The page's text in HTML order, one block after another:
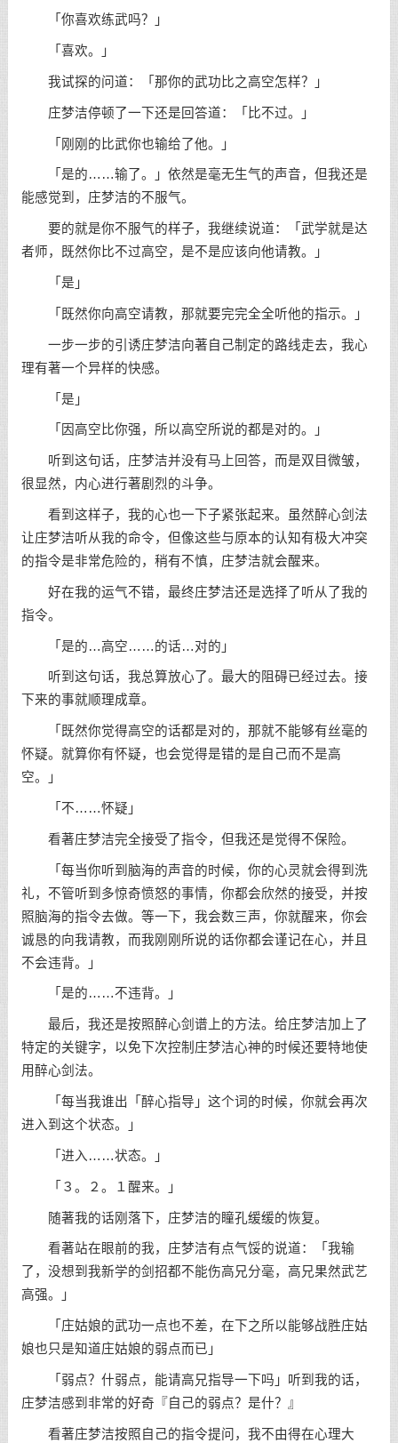
「你喜欢练武吗？」
「喜欢。」
我试探的问道：「那你的武功比之高空怎样？」
庄梦洁停顿了一下还是回答道：「比不过。」
「刚刚的比武你也输给了他。」
「是的……输了。」依然是毫无生气的声音，但我还是
能感觉到，庄梦洁的不服气。
要的就是你不服气的样子，我继续说道：「武学就是达
者师，既然你比不过高空，是不是应该向他请教。」
「是」
「既然你向高空请教，那就要完完全全听他的指示。」
一步一步的引诱庄梦洁向著自己制定的路线走去，我心
理有著一个异样的快感。
「是」
「因高空比你强，所以高空所说的都是对的。」
听到这句话，庄梦洁并没有马上回答，而是双目微皱，
很显然，内心进行著剧烈的斗争。
看到这样子，我的心也一下子紧张起来。虽然醉心剑法
让庄梦洁听从我的命令，但像这些与原本的认知有极大冲突
的指令是非常危险的，稍有不慎，庄梦洁就会醒来。
好在我的运气不错，最终庄梦洁还是选择了听从了我的
指令。
「是的…高空……的话…对的」
听到这句话，我总算放心了。最大的阻碍已经过去。接
下来的事就顺理成章。
「既然你觉得高空的话都是对的，那就不能够有丝毫的
怀疑。就算你有怀疑，也会觉得是错的是自己而不是高
空。」
「不……怀疑」
看著庄梦洁完全接受了指令，但我还是觉得不保险。
「每当你听到脑海的声音的时候，你的心灵就会得到洗
礼，不管听到多惊奇愤怒的事情，你都会欣然的接受，并按
照脑海的指令去做。等一下，我会数三声，你就醒来，你会
诚恳的向我请教，而我刚刚所说的话你都会谨记在心，并且
不会违背。」
「是的……不违背。」
最后，我还是按照醉心剑谱上的方法。给庄梦洁加上了
特定的关键字，以免下次控制庄梦洁心神的时候还要特地使
用醉心剑法。
「每当我谁出「醉心指导」这个词的时候，你就会再次
进入到这个状态。」
「进入……状态。」
「３。２。１醒来。」
随著我的话刚落下，庄梦洁的瞳孔缓缓的恢复。
看著站在眼前的我，庄梦洁有点气馁的说道：「我输
了，没想到我新学的剑招都不能伤高兄分毫，高兄果然武艺
高强。」
「庄姑娘的武功一点也不差，在下之所以能够战胜庄姑
娘也只是知道庄姑娘的弱点而已」
「弱点？什弱点，能请高兄指导一下吗」听到我的话，
庄梦洁感到非常的好奇『自己的弱点？是什？』
看著庄梦洁按照自己的指令提问，我不由得在心理大